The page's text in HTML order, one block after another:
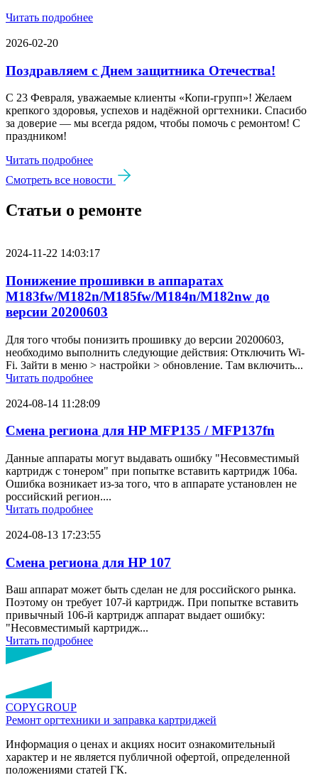
Читать подробнее
2026-02-20
Поздравляем с Днем защитника Отечества!
С 23 Февраля, уважаемые клиенты «Копи‑групп»! Желаем
крепкого здоровья, успехов и надёжной оргтехники. Спасибо
за доверие — мы всегда рядом, чтобы помочь с ремонтом! С
праздником!
Читать подробнее
Смотреть все новости
Статьи о ремонте
2024-11-22 14:03:17
Понижение прошивки в аппаратах
M183fw/M182n/M185fw/M184n/M182nw до
версии 20200603
Для того чтобы понизить прошивку до версии 20200603,
необходимо выполнить следующие действия: Отключить Wi-
Fi. Зайти в меню > настройки > обновление. Там включить...
Читать подробнее
2024-08-14 11:28:09
Смена региона для HP MFP135 / MFP137fn
Данные аппараты могут выдавать ошибку "Несовместимый
картридж с тонером" при попытке вставить картридж 106a.
Ошибка возникает из-за того, что в аппарате установлен не
российский регион....
Читать подробнее
2024-08-13 17:23:55
Смена региона для HP 107
Ваш аппарат может быть сделан не для российского рынка.
Поэтому он требует 107-й картридж. При попытке вставить
привычный 106-й картридж аппарат выдает ошибку:
"Несовместимый картридж...
Читать подробнее
COPYGROUP
Ремонт оргтехники и заправка картриджей
Информация о ценах и акциях носит ознакомительный
характер и не является публичной офертой, определенной
положениями статей ГК.